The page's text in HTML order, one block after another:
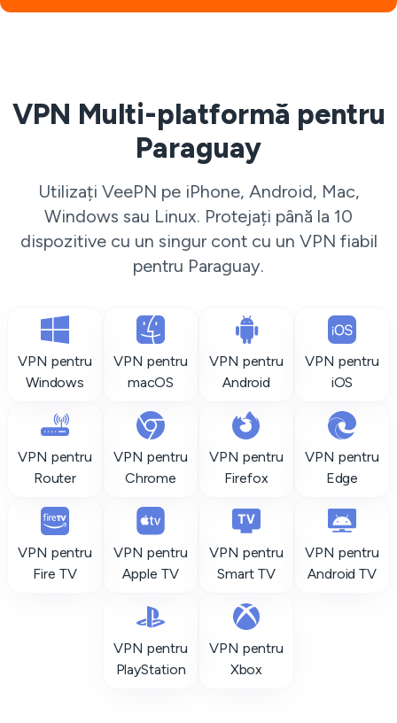
VPN Multi-platformă pentru
Paraguay
Utilizați VeePN pe iPhone, Android, Mac,
Windows sau Linux. Protejați până la 10
dispozitive cu un singur cont cu un VPN fiabil
pentru Paraguay.
VPN pentru
Windows
VPN pentru
macOS
VPN pentru
Android
VPN pentru
iOS
VPN pentru
Router
VPN pentru
Chrome
VPN pentru
Firefox
VPN pentru
Edge
VPN pentru
Fire TV
VPN pentru
Apple TV
VPN pentru
Smart TV
VPN pentru
Android TV
VPN pentru
PlayStation
VPN pentru
Xbox